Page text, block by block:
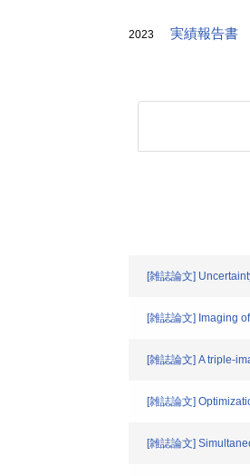
2023 実績報告書
[雑誌論文]
[雑誌論文] Imaging
[雑誌論文] A triple-
[雑誌論文]
[雑誌論文]